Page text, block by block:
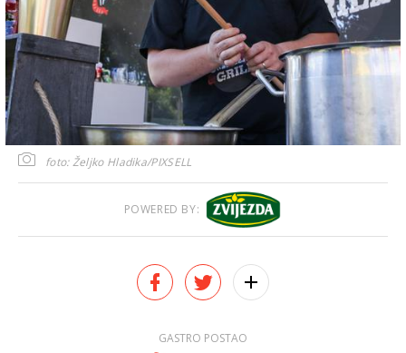
foto: Željko Hladika/PIXSELL
POWERED BY:
GASTRO POSTAO